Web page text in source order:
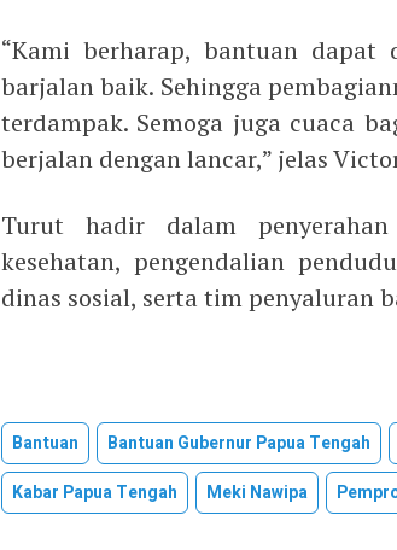
“Kami berharap, bantuan dapat
barjalan baik. Sehingga
terdampak. Semoga juga cuaca
berjalan dengan lancar,” jelas
Turut hadir dalam
kesehatan, pengendalian
dinas sosial, serta tim penyaluran
Bantuan Bantuan Gubernur Papua Tengah
Kabar Papua Tengah
Meki Nawipa